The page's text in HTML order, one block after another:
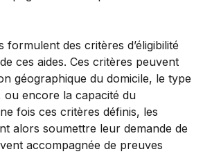
formulent des critères d’éligibilité
ces aides. Ces critères peuvent
géographique du domicile, le type
encore la capacité du
fois ces critères définis, les
alors soumettre leur demande de
accompagnée de preuves